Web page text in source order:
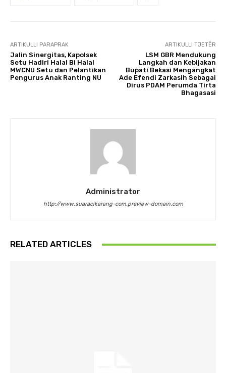
ARTIKULLI PARAPRAK
Jalin Sinergitas, Kapolsek
Setu Hadiri Halal Bi Halal
MWCNU Setu dan Pelantikan
Pengurus Anak Ranting NU
ARTIKULLI TJETËR
LSM GBR Mendukung
Langkah dan Kebijakan
Bupati Bekasi Mengangkat
Ade Efendi Zarkasih Sebagai
Dirus PDAM Perumda Tirta
Bhagasasi
Administrator
http://www.suaracikarang-com.preview-domain.com
RELATED ARTICLES